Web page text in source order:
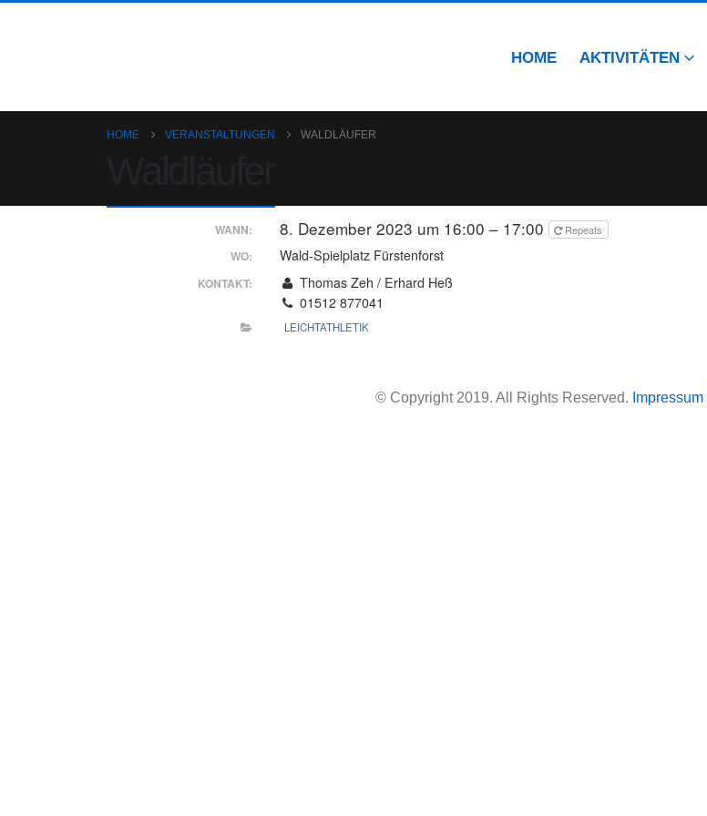
HOME AKTIVITÄTEN
HOME VERANSTALTUNGEN WALDLÄUFER
WANN: 8. Dezember 2023 um 16:00 – 17:00 Repeats
WO: Wald-Spielplatz Fürstenforst
KONTAKT:
Thomas Zeh / Erhard Heß
01512 877041
LEICHTATHLETIK
© Copyright 2019. All Rights Reserved. Impressum